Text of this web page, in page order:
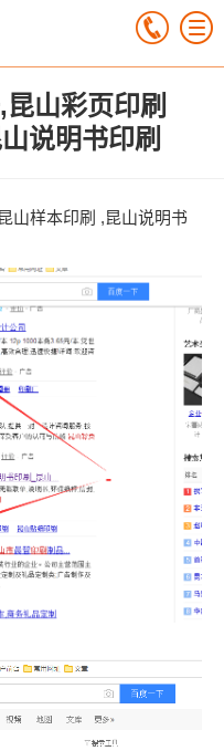
山彩页印刷
说明书印刷
山样本印刷 ,昆山说明书